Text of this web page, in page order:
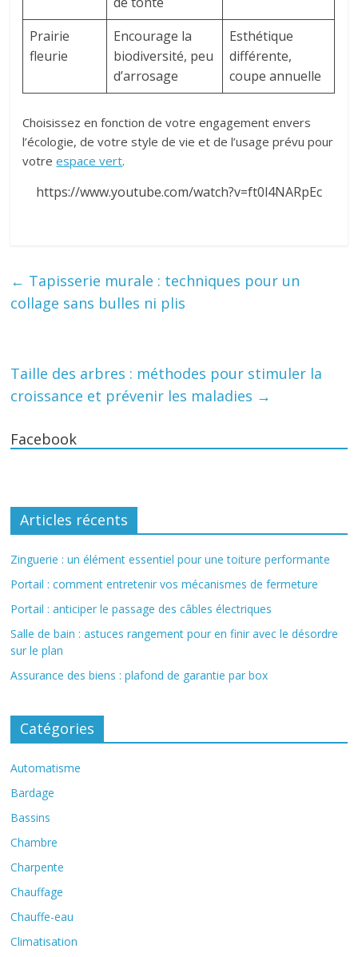
Prairie
fleurie
Encourage la
biodiversité, peu
d’arrosage
Esthétique
différente,
coupe annuelle
Choisissez en fonction de votre engagement envers
l’écologie, de votre style de vie et de l’usage prévu pour
votreespace vert.
https://www.youtube.com/watch?v=ft0l4NARpEc
← Tapisserie murale : techniques pour un
collage sans bulles ni plis
Taille des arbres : méthodes pour stimuler la
croissance et prévenir les maladies →
Facebook
Articles récents
Zinguerie : un élément essentiel pour une toiture performante
Portail : comment entretenir vos mécanismes de fermeture
Portail : anticiper le passage des câbles électriques
Salle de bain : astuces rangement pour en finir avec le désordre
sur le plan
Assurance des biens : plafond de garantie par box
Catégories
Automatisme
Bardage
Bassins
Chambre
Charpente
Chauffage
Chauffe-eau
Climatisation